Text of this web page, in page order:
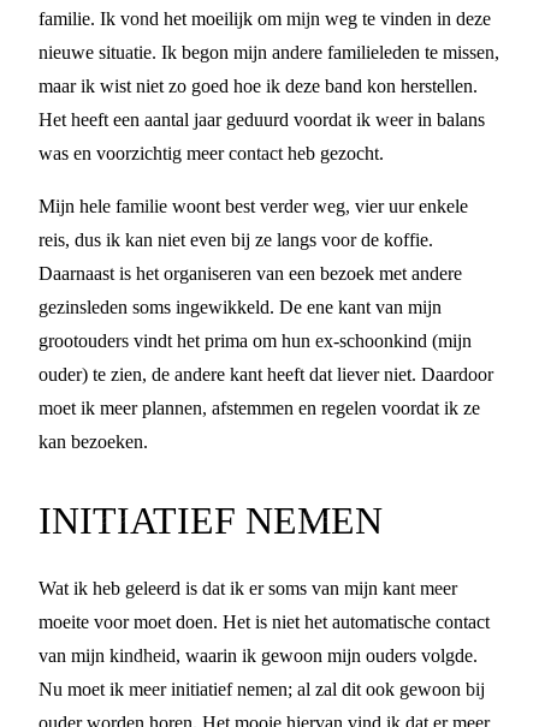
familie. Ik vond het moeilijk om mijn weg te vinden in deze
nieuwe situatie. Ik begon mijn andere familieleden te missen,
maar ik wist niet zo goed hoe ik deze band kon herstellen.
Het heeft een aantal jaar geduurd voordat ik weer in balans
was en voorzichtig meer contact heb gezocht.
Mijn hele familie woont best verder weg, vier uur enkele
reis, dus ik kan niet even bij ze langs voor de koffie.
Daarnaast is het organiseren van een bezoek met andere
gezinsleden soms ingewikkeld. De ene kant van mijn
grootouders vindt het prima om hun ex-schoonkind (mijn
ouder) te zien, de andere kant heeft dat liever niet. Daardoor
moet ik meer plannen, afstemmen en regelen voordat ik ze
kan bezoeken.
INITIATIEF NEMEN
Wat ik heb geleerd is dat ik er soms van mijn kant meer
moeite voor moet doen. Het is niet het automatische contact
van mijn kindheid, waarin ik gewoon mijn ouders volgde.
Nu moet ik meer initiatief nemen; al zal dit ook gewoon bij
ouder worden horen. Het mooie hiervan vind ik dat er meer